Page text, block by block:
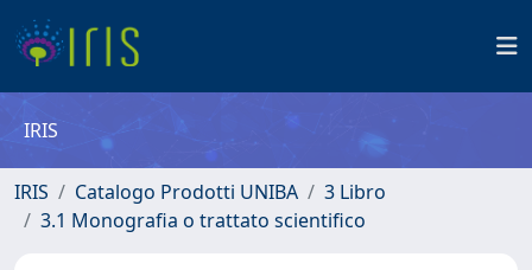
IRIS
IRIS Catalogo Prodotti UNIBA
3 Libro
3.1 Monografia o trattato scientifico